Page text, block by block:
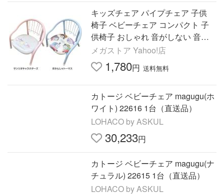
キッズチェア パイプチェア 子供
椅子 ベビーチェア コンパクト 子
供椅子 おしゃれ 音がしない 音が
鳴らない スタッキング パイプイス
サンリオ トーマス
メガストア Yahoo!店
1,780円 送料無料
カトージ ベビーチェア magugu(ホ
ワイト) 22616 1台（直送品）
LOHACO by ASKUL
30,233円
カトージ ベビーチェア magugu(ナ
チュラル) 22615 1台（直送品）
LOHACO by ASKUL